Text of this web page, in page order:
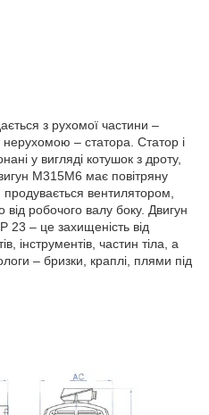
з рухомої частини –
нерухомою – статора. Статор і
у вигляді котушок з дроту,
М315М6 має повітряну
вентилятором,
робочого валу боку. Двигун
23 – це захищеність від
інструментів, частин тіла, а
– бризки, краплі, плями під